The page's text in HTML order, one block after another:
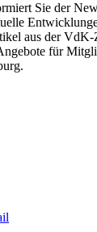
Sie der
aus der VdK-
für